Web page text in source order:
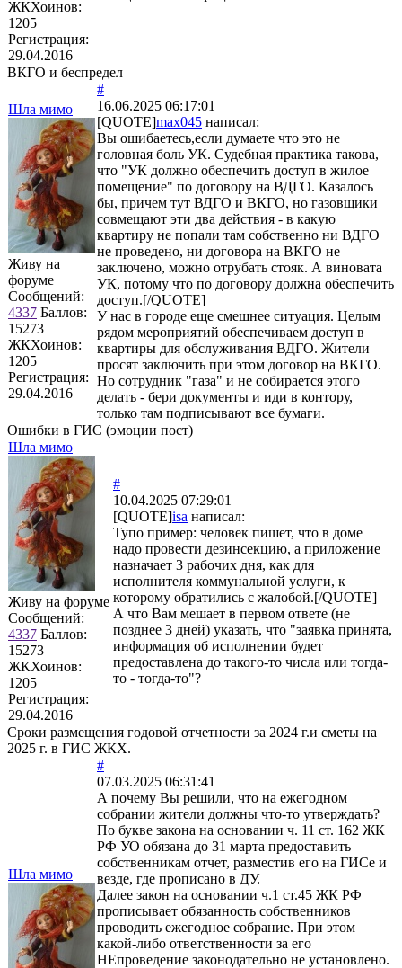
ЖКХоинов:
1205
Регистрация:
29.04.2016
ВКГО и беспредел
Шла мимо
Живу на
форуме
Сообщений:
4337 Баллов:
15273
ЖКХоинов:
1205
Регистрация:
29.04.2016
#
16.06.2025 06:17:01
[QUOTE]max045 написал:
Вы ошибаетесь,если думаете что это не
головная боль УК. Судебная практика такова,
что "УК должно обеспечить доступ в жилое
помещение" по договору на ВДГО. Казалось
бы, причем тут ВДГО и ВКГО, но газовщики
совмещают эти два действия - в какую
квартиру не попали там собственно ни ВДГО
не проведено, ни договора на ВКГО не
заключено, можно отрубать стояк. А виновата
УК, потому что по договору должна обеспечить
доступ.[/QUOTE]
У нас в городе еще смешнее ситуация. Целым
рядом мероприятий обеспечиваем доступ в
квартиры для обслуживания ВДГО. Жители
просят заключить при этом договор на ВКГО.
Но сотрудник "газа" и не собирается этого
делать - бери документы и иди в контору,
только там подписывают все бумаги.
Ошибки в ГИС (эмоции пост)
Шла мимо
Живу на форуме
Сообщений:
4337 Баллов:
15273
ЖКХоинов:
1205
Регистрация:
29.04.2016
#
10.04.2025 07:29:01
[QUOTE]isa написал:
Тупо пример: человек пишет, что в доме
надо провести дезинсекцию, а приложение
назначает 3 рабочих дня, как для
исполнителя коммунальной услуги, к
которому обратились с жалобой.[/QUOTE]
А что Вам мешает в первом ответе (не
позднее 3 дней) указать, что "заявка принята,
информация об исполнении будет
предоставлена до такого-то числа или тогда-
то - тогда-то"?
Сроки размещения годовой отчетности за 2024 г.и сметы на
2025 г. в ГИС ЖКХ.
Шла мимо
#
07.03.2025 06:31:41
А почему Вы решили, что на ежегодном
собрании жители должны что-то утверждать?
По букве закона на основании ч. 11 ст. 162 ЖК
РФ УО обязана до 31 марта предоставить
собственникам отчет, разместив его на ГИСе и
везде, где прописано в ДУ.
Далее закон на основании ч.1 ст.45 ЖК РФ
прописывает обязанность собственников
проводить ежегодное собрание. При этом
какой-либо ответственности за его
НЕпроведение законодательно не установлено.